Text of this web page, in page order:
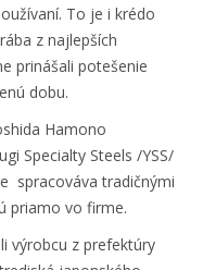
To je i krédo
z najlepších
prinášali potešenie
dobu.
Hamono
Specialty Steels /YSS/
spracováva tradičnými
priamo vo firme.
výrobcu z prefektúry